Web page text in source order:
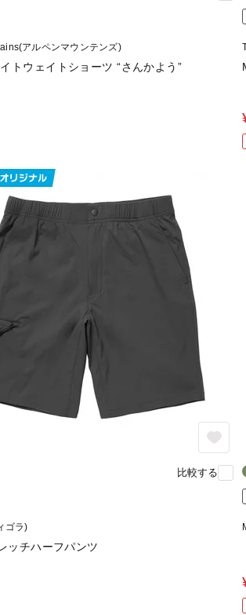
アルペンマウンテンズ)
トウェイトショーツ “さんかよう”
比較する
ゴラ)
ッチハーフパンツ